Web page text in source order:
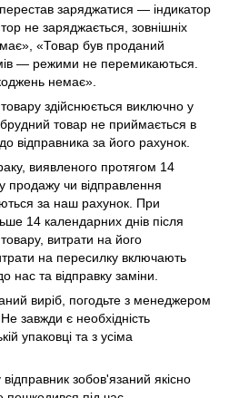
заряджатися — індикатор
не заряджається, зовнішніх
«Товар був проданий
— режими не перемикаються.
немає».
здійснюється виключно у
товар не приймається в
відправника за його рахунок.
виявленого протягом 14
продажу чи відправлення
за наш рахунок. При
14 календарних днів після
витрати на його
на пересилку включають
нас та відправку заміни.
виріб, погодьте з менеджером
завжди є необхідність
упаковці та з усіма
зобов'язаний якісно